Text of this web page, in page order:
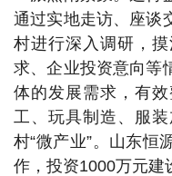
通过实地走访、座谈
村进行深入调研，
求、企业投资意向等
体的发展需求，有
工、玩具制造、服
村“微产业”。山东恒
作，投资1000万元建